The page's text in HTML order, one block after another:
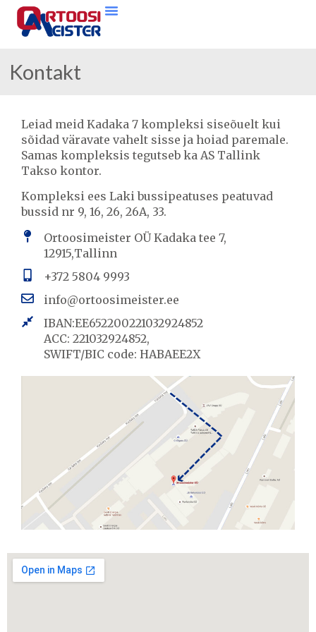
Kontakt
Leiad meid Kadaka 7 kompleksi siseõuelt kui
sõidad väravate vahelt sisse ja hoiad paremale.
Samas kompleksis tegutseb ka AS Tallink
Takso kontor.
Kompleksi ees Laki bussipeatuses peatuvad
bussid nr 9, 16, 26, 26A, 33.
Ortoosimeister OÜ Kadaka tee 7,
12915,Tallinn
+372 5804 9993
info@ortoosimeister.ee
IBAN:EE652200221032924852
ACC: 221032924852,
SWIFT/BIC code: HABAEE2X